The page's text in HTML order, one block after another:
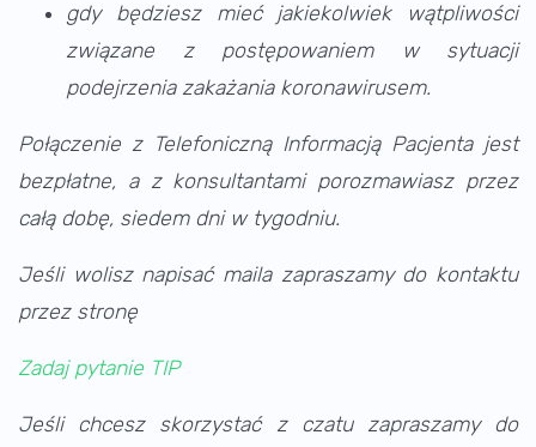
gdy będziesz mieć jakiekolwiek wątpliwości
związane z postępowaniem w sytuacji
podejrzenia zakażania koronawirusem.
Połączenie z Telefoniczną Informacją Pacjenta jest
bezpłatne, a z konsultantami porozmawiasz przez
całą dobę, siedem dni w tygodniu.
Jeśli wolisz napisać maila zapraszamy do kontaktu
przez stronę
Zadaj pytanie TIP
Jeśli chcesz skorzystać z czatu zapraszamy do